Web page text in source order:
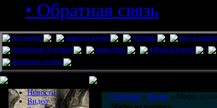
• Обратная связь
pro жизнь новости науки человек
нло и
стихийные бедствия
животные
тайны истории
авторские статьи
Новости
Видео
UfoLeaks » Видео » Мифы из
Мифы из космоса